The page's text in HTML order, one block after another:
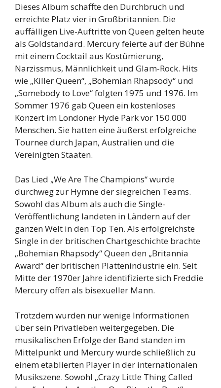
Dieses Album schaffte den Durchbruch und
erreichte Platz vier in Großbritannien. Die
auffälligen Live-Auftritte von Queen gelten heute
als Goldstandard. Mercury feierte auf der Bühne
mit einem Cocktail aus Kostümierung,
Narzissmus, Männlichkeit und Glam-Rock. Hits
wie „Killer Queen“, „Bohemian Rhapsody“ und
„Somebody to Love“ folgten 1975 und 1976. Im
Sommer 1976 gab Queen ein kostenloses
Konzert im Londoner Hyde Park vor 150.000
Menschen. Sie hatten eine äußerst erfolgreiche
Tournee durch Japan, Australien und die
Vereinigten Staaten.
Das Lied „We Are The Champions“ wurde
durchweg zur Hymne der siegreichen Teams.
Sowohl das Album als auch die Single-
Veröffentlichung landeten in Ländern auf der
ganzen Welt in den Top Ten. Als erfolgreichste
Single in der britischen Chartgeschichte brachte
„Bohemian Rhapsody“ Queen den „Britannia
Award“ der britischen Plattenindustrie ein. Seit
Mitte der 1970er Jahre identifizierte sich Freddie
Mercury offen als bisexueller Mann.
Trotzdem wurden nur wenige Informationen
über sein Privatleben weitergegeben. Die
musikalischen Erfolge der Band standen im
Mittelpunkt und Mercury wurde schließlich zu
einem etablierten Player in der internationalen
Musikszene. Sowohl „Crazy Little Thing Called